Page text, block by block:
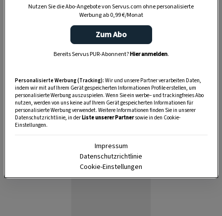
Anzeige
Nutzen Sie die Abo-Angebote von Servus.com ohne personalisierte
Werbung ab 0,99 €/Monat
Zum Abo
Bereits Servus PUR-Abonnent?Hier anmelden.
Personalisierte Werbung (Tracking): Wir und unsere Partner verarbeiten Daten,
indem wir mit auf Ihrem Gerät gespeicherten Informationen Profile erstellen, um
personalisierte Werbung auszuspielen. Wenn Sie ein werbe– und trackingfreies Abo
nutzen, werden von uns keine auf Ihrem Gerät gespeicherten Informationen für
personalisierte Werbung verwendet. Weitere Informationen finden Sie in unserer
Datenschutzrichtlinie, in derListe unserer Partnersowie in den Cookie-
Einstellungen.
Impressum
Datenschutzrichtlinie
Cookie-Einstellungen